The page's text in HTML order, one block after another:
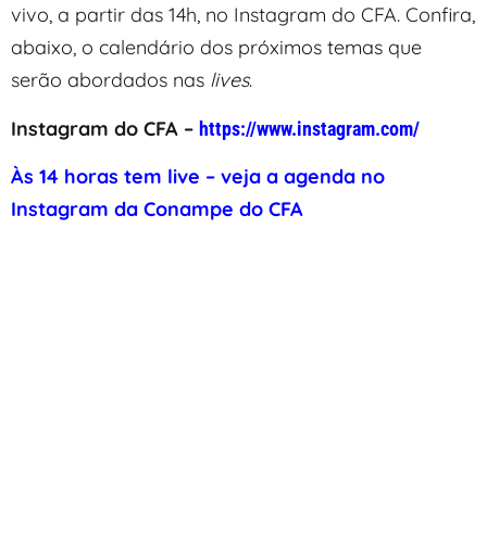
vivo, a partir das 14h, no Instagram do CFA. Confira,
abaixo, o calendário dos próximos temas que
serão abordados nas lives.
Instagram do CFA – https://www.instagram.com/
Às 14 horas tem live – veja a agenda no
Instagram da Conampe do CFA